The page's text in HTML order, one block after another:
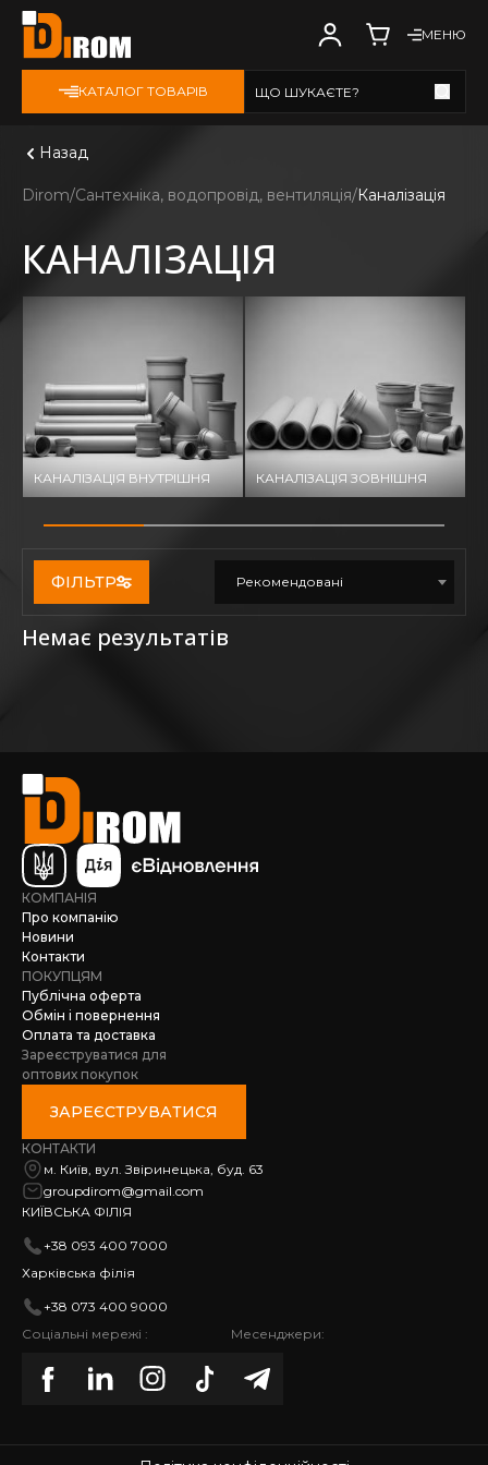
МЕНЮ
КАТАЛОГ ТОВАРІВ ЩО ШУКАЄТЕ?
Назад
Dirom Сантехніка, водопровід, вентиляція Каналізація
КАНАЛІЗАЦІЯ
КАНАЛІЗАЦІЯ ВНУТРІШНЯ КАНАЛІЗАЦІЯ ЗОВНІШНЯ
ФІЛЬТР Рекомендовані
Немає результатів
КОМПАНІЯ
Про компанію
Новини
Контакти
ПОКУПЦЯМ
Публічна оферта
Обмін і повернення
Оплата та доставка
Зареєструватися для
оптових покупок
ЗАРЕЄСТРУВАТИСЯ
КОНТАКТИ
м. Київ, вул. Звіринецька, буд. 63
groupdirom@gmail.com
КИЇВСЬКА ФІЛІЯ
+38 093 400 7000
Харківська філія
+38 073 400 9000
Соціальні мережі :
Месенджери: